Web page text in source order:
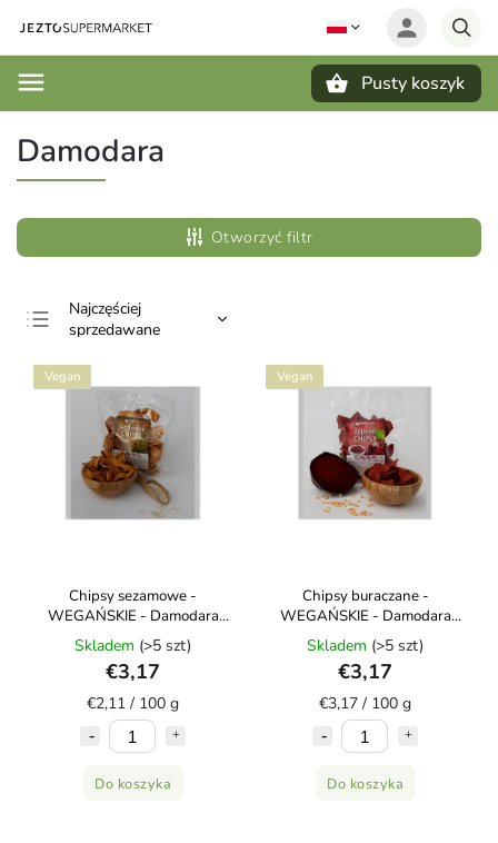
Pusty koszyk
Damodara
Otworzyć filtr
Najczęściej
sprzedawane
Najdroższe
Alfabetycznie
Vegan
Chipsy sezamowe -
WEGAŃSKIE - Damodara
150g
Skladem (>5 szt)
€3,17
€2,11 / 100 g
Do koszyka
Vegan
Chipsy buraczane -
WEGAŃSKIE - Damodara
100g
Skladem (>5 szt)
€3,17
€3,17 / 100 g
Do koszyka